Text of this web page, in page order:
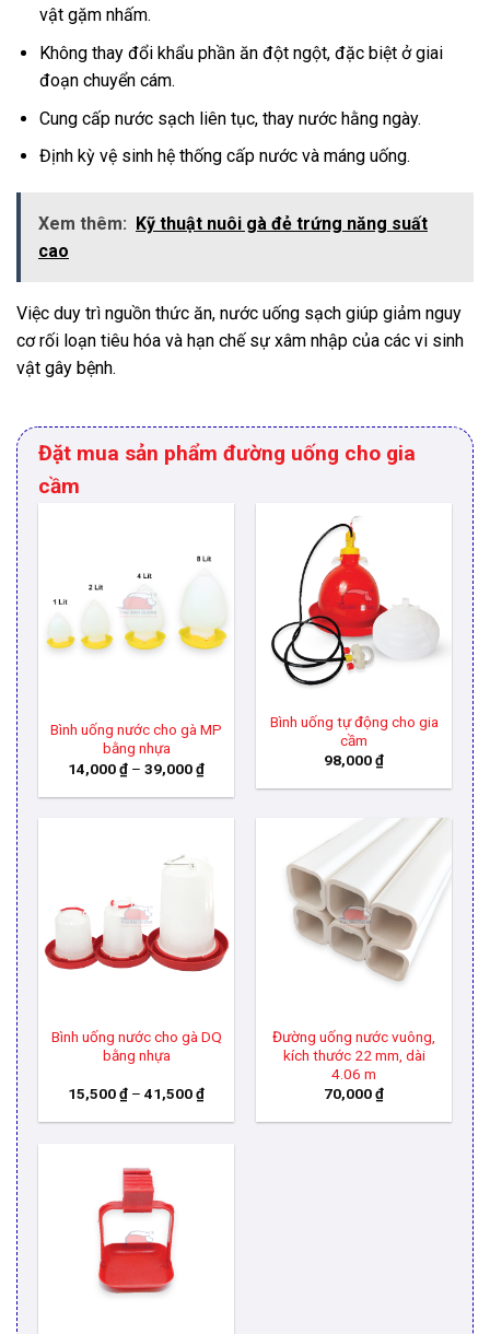
vật gặm nhấm.
Không thay đổi khẩu phần ăn đột ngột, đặc biệt ở giai
đoạn chuyển cám.
Cung cấp nước sạch liên tục, thay nước hằng ngày.
Định kỳ vệ sinh hệ thống cấp nước và máng uống.
Xem thêm: Kỹ thuật nuôi gà đẻ trứng năng suất
cao
Việc duy trì nguồn thức ăn, nước uống sạch giúp giảm nguy
cơ rối loạn tiêu hóa và hạn chế sự xâm nhập của các vi sinh
vật gây bệnh.
Đặt mua sản phẩm đường uống cho gia
cầm
Bình uống nước cho gà MP
bằng nhựa
14,000₫ – 39,000₫Khoảng
từ
Bình uống tự động cho gia
cầm
98,000₫
Bình uống nước cho gà DQ
bằng nhựa
15,500₫ – 41,500₫Khoảng
từ
Đường uống nước vuông,
kích thước 22 mm, dài
4.06 m
70,000₫